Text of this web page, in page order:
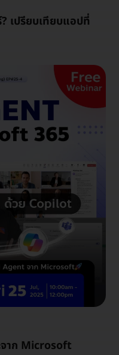
เปรียบเทียบแอปที่
าก Microsoft